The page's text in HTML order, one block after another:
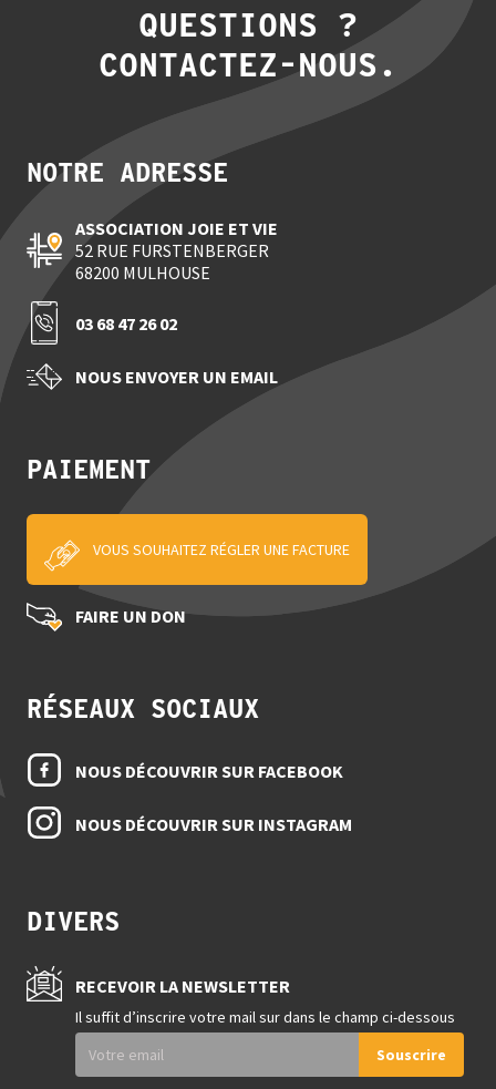
QUESTIONS ?
CONTACTEZ-NOUS.
NOTRE ADRESSE
52 RUE FURSTENBERGER
68200 MULHOUSE
03 68 47 26 02
NOUS ENVOYER UN EMAIL
PAIEMENT
VOUS SOUHAITEZ RÉGLER UNE FACTURE
FAIRE UN DON
RÉSEAUX SOCIAUX
NOUS DÉCOUVRIR SUR FACEBOOK
NOUS DÉCOUVRIR SUR INSTAGRAM
DIVERS
RECEVOIR LA NEWSLETTER
Il suffit d’inscrire votre mail sur dans le champ ci-dessous
Souscrire